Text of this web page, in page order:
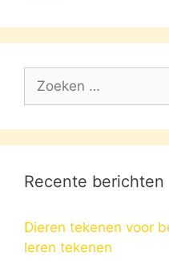
Zoek
Recente berichten
Dieren tekenen voor
leren tekenen